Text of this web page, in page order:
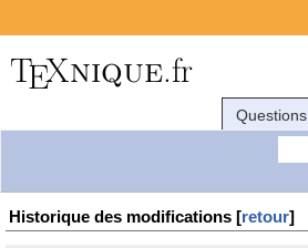
Questions
Historique des modifications [retour]